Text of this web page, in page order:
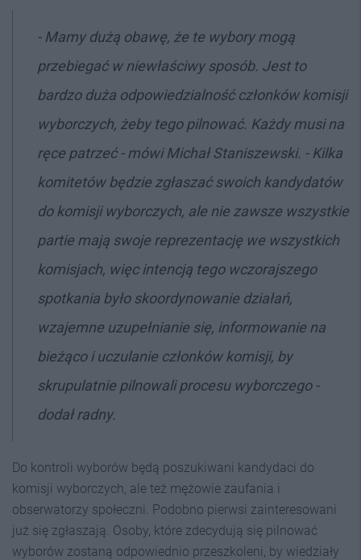
- Mamy dużą obawę, że te wybory mogą
przebiegać w niewłaściwy sposób. Jest to
bardzo duża odpowiedzialność członków komisji
wyborczych, żeby tego pilnować. Każdy musi na
ręce patrzeć - mówi Michał Staniszewski. - Kilka
komitetów będzie zgłaszać swoich kandydatów
do komisji wyborczych, ale nie zawsze wszystkie
partie mają swoje reprezentację we wszystkich
komisjach, więc intencją tego wczorajszego
spotkania było skoordynowanie działań,
wzajemne uzupełnianie się, informowanie na
bieżąco i uczulanie członków komisji, by
skrupulatnie pilnowali procesu wyborczego -
dodał radny.
Do kontroli wyborów będą poszukiwani kandydaci do
komisji wyborczych, ale też mężowie zaufania i
obserwatorzy społeczni. Podobno pierwsi zainteresowani
już się zgłaszają. Osoby, które zdecydują się pilnować
wyborów zostaną odpowiednio przeszkoleni, by wiedziały